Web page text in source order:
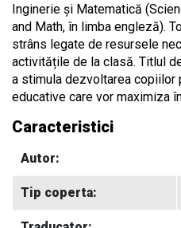
Inginerie și Matematică
and Math, în limba engleză).
strâns legate de resursele
activitățile de la clasă. Titlul
a stimula dezvoltarea
educative care vor maximiza
Caracteristici
Autor:
Tip coperta: